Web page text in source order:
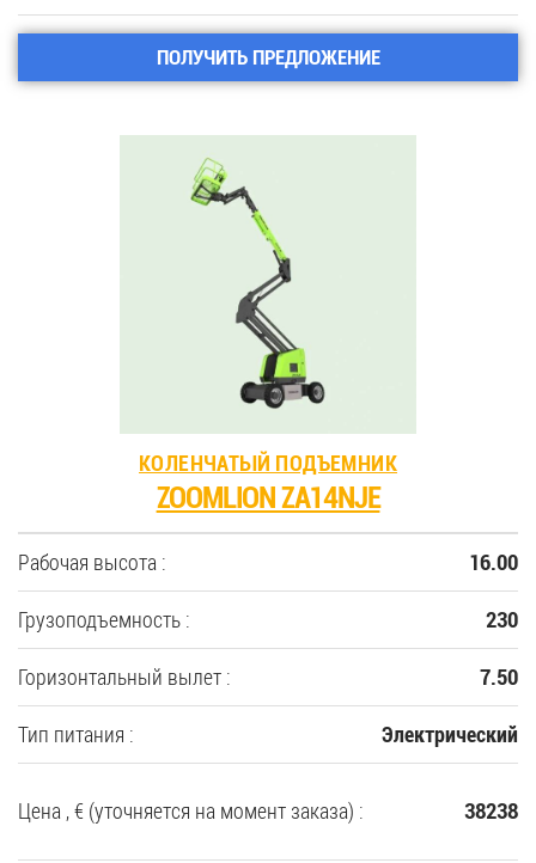
ПОЛУЧИТЬ ПРЕДЛОЖЕНИЕ
КОЛЕНЧАТЫЙ ПОДЪЕМНИК
ZOOMLION ZA14NJE
Рабочая высота : 16.00
Грузоподъемность : 230
Горизонтальный вылет : 7.50
Тип питания : Электрический
Цена , € (уточняется на момент заказа) : 38238